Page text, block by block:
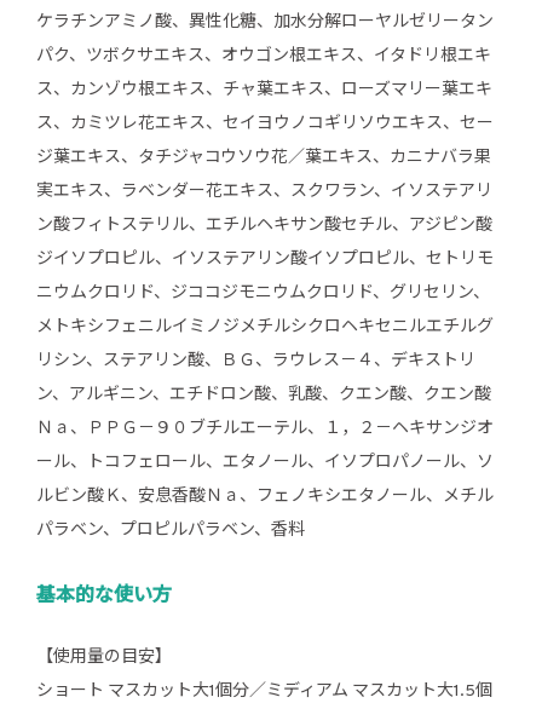
ケラチンアミノ酸、異性化糖、加水分解ローヤルゼリータン
パク、ツボクサエキス、オウゴン根エキス、イタドリ根エキ
ス、カンゾウ根エキス、チャ葉エキス、ローズマリー葉エキ
ス、カミツレ花エキス、セイヨウノコギリソウエキス、セー
ジ葉エキス、タチジャコウソウ花／葉エキス、カニナバラ果
実エキス、ラベンダー花エキス、スクワラン、イソステアリ
ン酸フィトステリル、エチルヘキサン酸セチル、アジピン酸
ジイソプロピル、イソステアリン酸イソプロピル、セトリモ
ニウムクロリド、ジココジモニウムクロリド、グリセリン、
メトキシフェニルイミノジメチルシクロヘキセニルエチルグ
リシン、ステアリン酸、ＢＧ、ラウレス－４、デキストリ
ン、アルギニン、エチドロン酸、乳酸、クエン酸、クエン酸
Ｎａ、ＰＰＧ－９０ブチルエーテル、１，２－ヘキサンジオ
ール、トコフェロール、エタノール、イソプロパノール、ソ
ルビン酸Ｋ、安息香酸Ｎａ、フェノキシエタノール、メチル
パラベン、プロピルパラベン、香料
基本的な使い方
【使用量の目安】
ショート マスカット大1個分／ミディアム マスカット大1.5個